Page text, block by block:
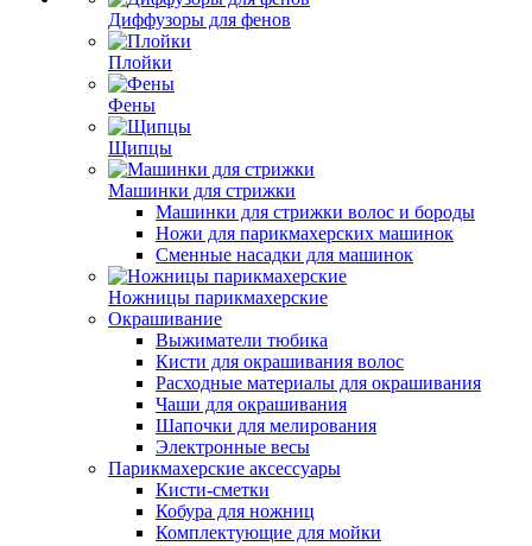
Диффузоры для фенов
Плойки
Фены
Щипцы
Машинки для стрижки
Машинки для стрижки волос и бороды
Ножи для парикмахерских машинок
Сменные насадки для машинок
Ножницы парикмахерские
Окрашивание
Выжиматели тюбика
Кисти для окрашивания волос
Расходные материалы для окрашивания
Чаши для окрашивания
Шапочки для мелирования
Электронные весы
Парикмахерские аксессуары
Кисти-сметки
Кобура для ножниц
Комплектующие для мойки